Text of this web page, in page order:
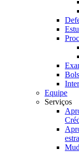
Equipe
Serviços